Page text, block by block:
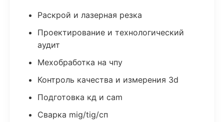
Раскрой и лазерная резка
Проектирование и технологический
аудит
Мехобработка на чпу
Контроль качества и измерения 3d
Подготовка кд и cam
Сварка mig/tig/сп